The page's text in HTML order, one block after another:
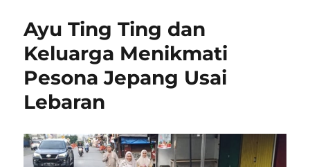
Ayu Ting Ting dan
Keluarga Menikmati
Pesona Jepang Usai
Lebaran